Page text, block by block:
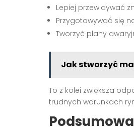
Lepiej przewidywać
Przygotowywać się
Tworzyć plany
Jak stworzyć
To z kolei zwiększa
trudnych warunkach